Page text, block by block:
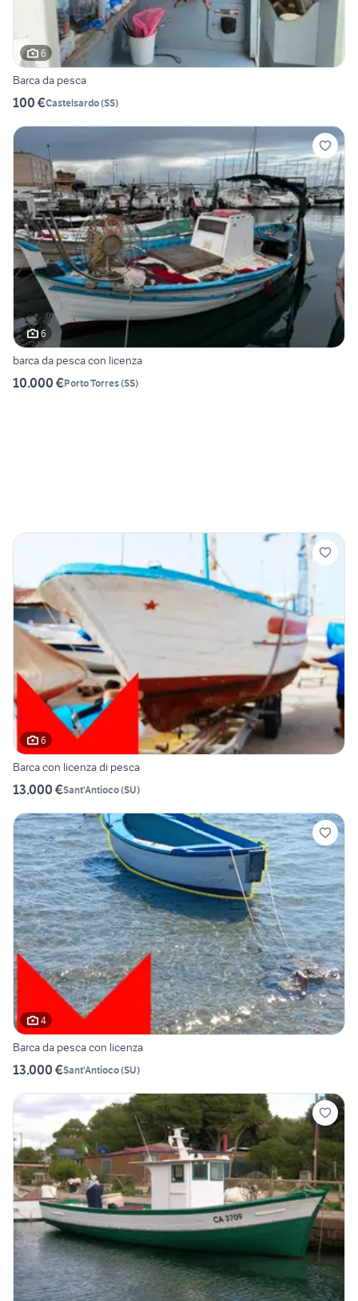
6
Barca da pesca
100 €Castelsardo(SS)
6
barca da pesca con licenza
10.000 €Porto Torres(SS)
6
Barca con licenza di pesca
13.000 €Sant'Antioco(SU)
4
Barca da pesca con licenza
13.000 €Sant'Antioco(SU)